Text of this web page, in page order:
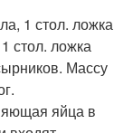
1 стол. ложка
стол. ложка
Массу
яйца в